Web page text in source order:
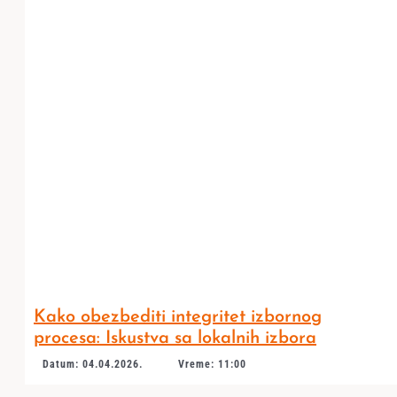
Kako obezbediti integritet izbornog
procesa: Iskustva sa lokalnih izbora
Datum: 04.04.2026. Vreme: 11:00